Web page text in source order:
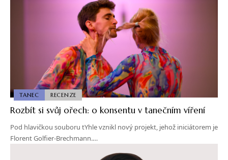
TANEC RECENZE
Rozbít si svůj ořech: o konsentu v tanečním víření
Pod hlavičkou souboru tYhle vznikl nový projekt, jehož iniciátorem je
Florent Golfier-Brechmann.…